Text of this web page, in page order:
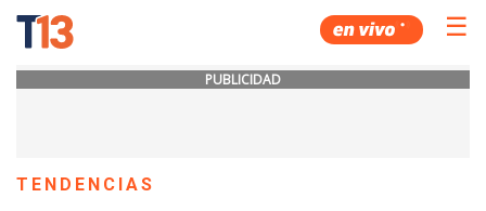
☰
PUBLICIDAD
TENDENCIAS